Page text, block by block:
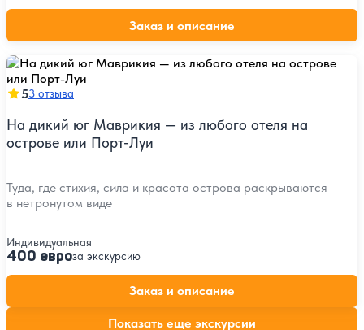
Заказ и описание
53 отзыва
На дикий юг Маврикия — из любого отеля на
острове или Порт-Луи
Туда, где стихия, сила и красота острова раскрываются
в нетронутом виде
Индивидуальная
400 евроза экскурсию
Заказ и описание
Показать еще экскурсии